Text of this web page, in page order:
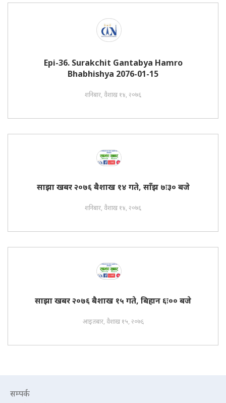
Epi-36. Surakchit Gantabya Hamro
Bhabhishya 2076-01-15
शनिबार, वैशाख १४, २०७६
साझा खबर २०७६ बैशाख १४ गते, साँझ ७ः३० बजे
शनिबार, वैशाख १४, २०७६
साझा खबर २०७६ बैशाख १५ गते, बिहान ६ः०० बजे
आइतबार, वैशाख १५, २०७६
सम्पर्क